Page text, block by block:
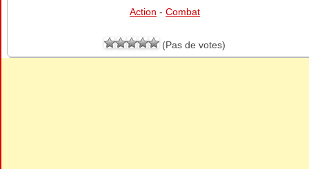
Action - Combat
(Pas de votes)